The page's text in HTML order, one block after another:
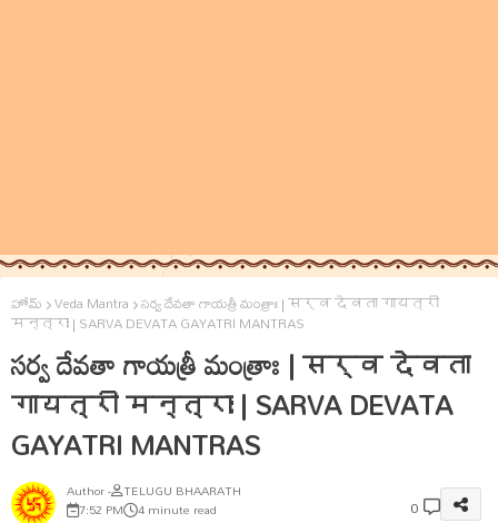
హోమ్ Veda Mantra సర్వ దేవతా గాయత్రీ మంత్రాః | सर्व देवता गायत्री
मन्त्राः | SARVA DEVATA GAYATRI MANTRAS
సర్వ దేవతా గాయత్రీ మంత్రాః | सर्व देवता
गायत्री मन्त्राः | SARVA DEVATA
GAYATRI MANTRAS
TELUGU BHAARATH
7:52 PM 4 minute read 0